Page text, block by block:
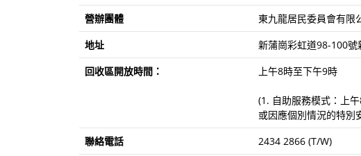
營辦團體
東九龍居民委員會有限
地址
新蒲崗彩虹道98-100號
回收區開放時間：
上午8時至下午9時
(1. 自助服務模式：上
或因應個別情況的特別
聯絡電話
2434 2866 (T/W)